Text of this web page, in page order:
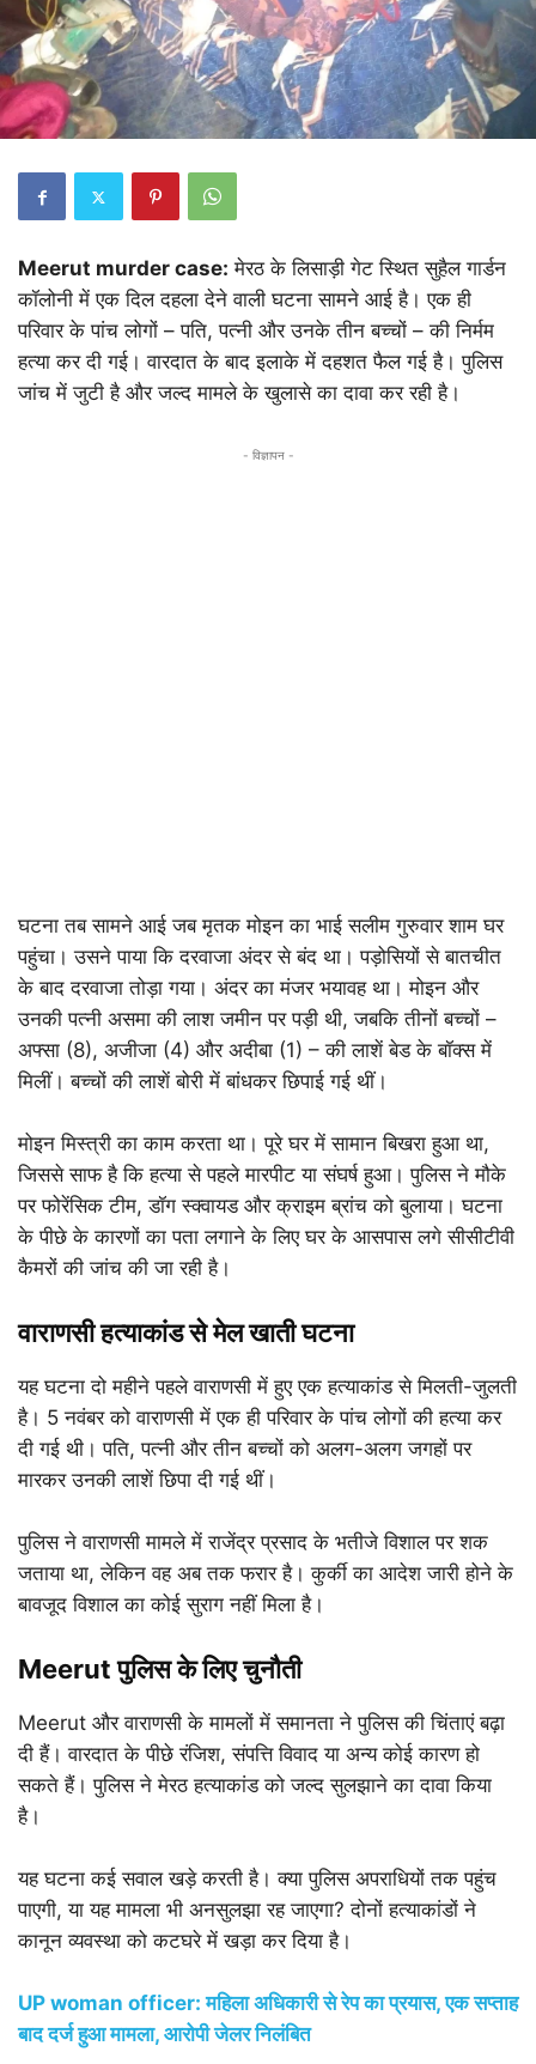
Meerut murder case: मेरठ के लिसाड़ी गेट स्थित सुहैल गार्डन
कॉलोनी में एक दिल दहला देने वाली घटना सामने आई है। एक ही
परिवार के पांच लोगों – पति, पत्नी और उनके तीन बच्चों – की निर्मम
हत्या कर दी गई। वारदात के बाद इलाके में दहशत फैल गई है। पुलिस
जांच में जुटी है और जल्द मामले के खुलासे का दावा कर रही है।
- विज्ञापन -
घटना तब सामने आई जब मृतक मोइन का भाई सलीम गुरुवार शाम घर
पहुंचा। उसने पाया कि दरवाजा अंदर से बंद था। पड़ोसियों से बातचीत
के बाद दरवाजा तोड़ा गया। अंदर का मंजर भयावह था। मोइन और
उनकी पत्नी असमा की लाश जमीन पर पड़ी थी, जबकि तीनों बच्चों –
अफ्सा (8), अजीजा (4) और अदीबा (1) – की लाशें बेड के बॉक्स में
मिलीं। बच्चों की लाशें बोरी में बांधकर छिपाई गई थीं।
मोइन मिस्त्री का काम करता था। पूरे घर में सामान बिखरा हुआ था,
जिससे साफ है कि हत्या से पहले मारपीट या संघर्ष हुआ। पुलिस ने मौके
पर फोरेंसिक टीम, डॉग स्क्वायड और क्राइम ब्रांच को बुलाया। घटना
के पीछे के कारणों का पता लगाने के लिए घर के आसपास लगे सीसीटीवी
कैमरों की जांच की जा रही है।
वाराणसी हत्याकांड से मेल खाती घटना
यह घटना दो महीने पहले वाराणसी में हुए एक हत्याकांड से मिलती-जुलती
है। 5 नवंबर को वाराणसी में एक ही परिवार के पांच लोगों की हत्या कर
दी गई थी। पति, पत्नी और तीन बच्चों को अलग-अलग जगहों पर
मारकर उनकी लाशें छिपा दी गई थीं।
पुलिस ने वाराणसी मामले में राजेंद्र प्रसाद के भतीजे विशाल पर शक
जताया था, लेकिन वह अब तक फरार है। कुर्की का आदेश जारी होने के
बावजूद विशाल का कोई सुराग नहीं मिला है।
Meerutपुलिस के लिए चुनौती
Meerut और वाराणसी के मामलों में समानता ने पुलिस की चिंताएं बढ़ा
दी हैं। वारदात के पीछे रंजिश, संपत्ति विवाद या अन्य कोई कारण हो
सकते हैं। पुलिस ने मेरठ हत्याकांड को जल्द सुलझाने का दावा किया
है।
यह घटना कई सवाल खड़े करती है। क्या पुलिस अपराधियों तक पहुंच
पाएगी, या यह मामला भी अनसुलझा रह जाएगा? दोनों हत्याकांडों ने
कानून व्यवस्था को कटघरे में खड़ा कर दिया है।
UP woman officer: महिला अधिकारी से रेप का प्रयास, एक सप्ताह
बाद दर्ज हुआ मामला, आरोपी जेलर निलंबित